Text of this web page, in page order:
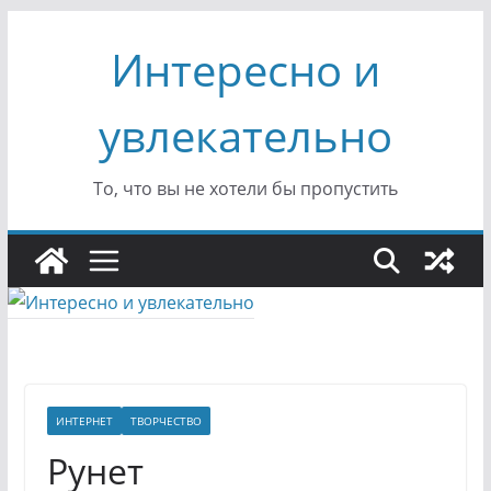
содержимомуИнтересно и
увлекательно
То, что вы не хотели бы пропустить
ИНТЕРНЕТ ТВОРЧЕСТВО
Рунет